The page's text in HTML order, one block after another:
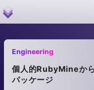
Engineering
個人的RubyMineか
パッケージ